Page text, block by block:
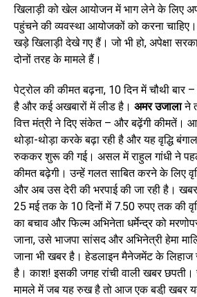
खिलाड़ी को खेल आयोजन में भाग लेने के लिए
पहुंचने की व्यवस्था आयोजकों को करना
खड़े खिलाड़ी देखे गए हैं। जो भी हो, अपेक्षा
दोनों तरह के मामले हैं।
पेट्रोल की कीमत बढ़ना, 10 दिन में चौथी बार
है और कई अखबारों में लीड है। अमर उजालाने
वित्त मंत्री ने दिए संकेत – और बढ़ेंगी कीमतें।
थोड़ा-थोड़ा करके बढ़ा रही है और यह वृद्धि
रुककर शुरू की गई। असल में राहुल गांधी ने
कीमत बढ़ेगी। उन्हें गलत साबित करने के लिए
और अब उस देरी की भरपाई की जा रही है।
25 मई तक के 10 दिनों में 7.50 रुपए तक की
का बचाव और फिल्म अभिनेता धर्मेन्द्र को
जाना, उसे भाजपा सांसद और अभिनेत्री हेमा
जाना भी खबर है। हेडलाइन मैनेजमेंट के लिहाज
है। काश! इसकी जगह रांची वाली खबर
मामले में जब यह रुख है तो आज एक बडी़ खबर